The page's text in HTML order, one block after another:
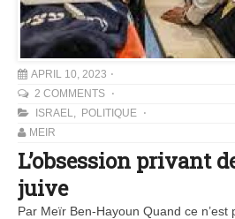
APRIL 10, 2023
2 COMMENTS
ISRAEL, POLITIQUE
MEIR
L’obsession privant
juive
Par Meïr Ben-Hayoun Quand ce n’est